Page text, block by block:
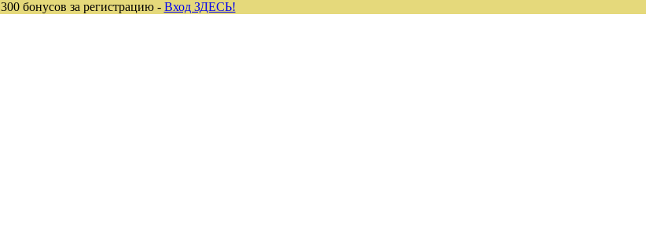
300 бонусов за регистрацию - Вход ЗДЕСЬ!